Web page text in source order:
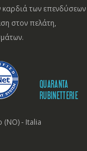
καρδιά των επενδύσεων
στον πελάτη,
QUARANTA
RUBINETTERIE
(NO) - Italia